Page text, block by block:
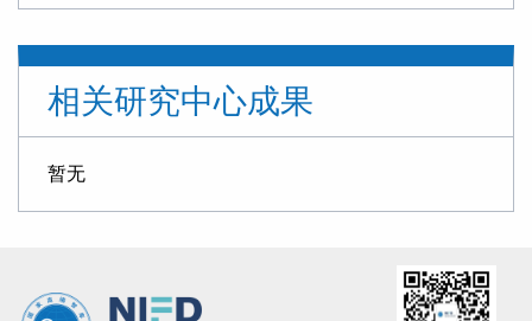
“稳定币”五议
李扬：面对稳定币浪潮，中国需双轨并进
加强中国特色金融发展之路的文化支撑
中国货币政策与时俱进
李扬：金融领域人工智能应用需要关注的几个问题
相关研究中心成果
暂无